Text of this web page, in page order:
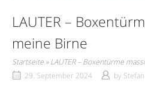
LAUTER –
meine Birne
Startseite »LAUTER – Boxentürme
29. September 2024
by